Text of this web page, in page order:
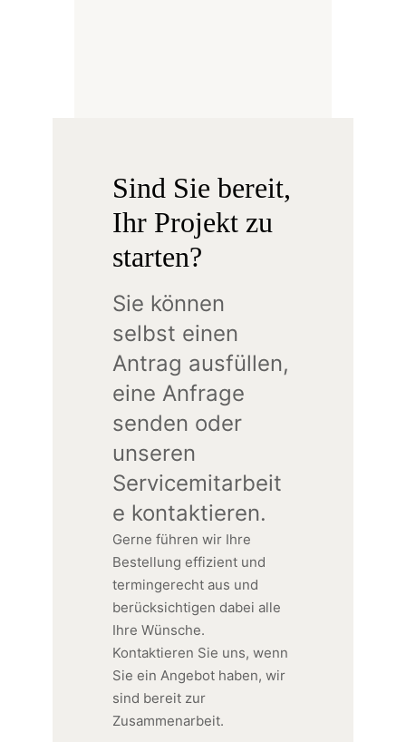
Sind Sie bereit,
Ihr Projekt zu
starten?
Sie können
selbst einen
Antrag ausfüllen,
eine Anfrage
senden oder
unseren
Servicemitarbeit
e kontaktieren.
Gerne führen wir Ihre
Bestellung effizient und
termingerecht aus und
berücksichtigen dabei alle
Ihre Wünsche.
Kontaktieren Sie uns, wenn
Sie ein Angebot haben, wir
sind bereit zur
Zusammenarbeit.